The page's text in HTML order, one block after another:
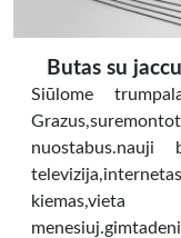
Butas su
Siūlome
kiemas,vieta